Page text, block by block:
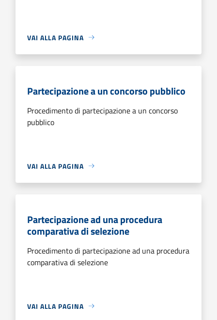
VAI ALLA PAGINA
Partecipazione a un concorso pubblico
Procedimento di partecipazione a un concorso
pubblico
VAI ALLA PAGINA
Partecipazione ad una procedura
comparativa di selezione
Procedimento di partecipazione ad una procedura
comparativa di selezione
VAI ALLA PAGINA